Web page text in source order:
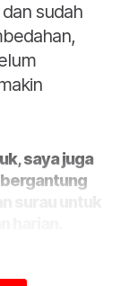
sudah
saya juga
surau untuk